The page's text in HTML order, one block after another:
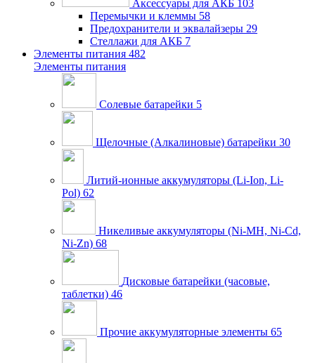
Аксессуары для АКБ 103
Перемычки и клеммы 58
Предохранители и эквалайзеры 29
Стеллажи для АКБ 7
Элементы питания 482
Элементы питания
Солевые батарейки 5
Щелочные (Алкалиновые) батарейки 30
Литий-ионные аккумуляторы (Li-Ion, Li-
Pol) 62
Никеливые аккумуляторы (Ni-MH, Ni-Cd,
Ni-Zn) 68
Дисковые батарейки (часовые,
таблетки) 46
Прочие аккумуляторные элементы 65